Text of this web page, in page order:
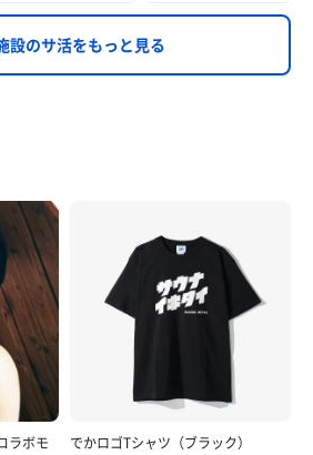
設のサ活をもっと見る
ラボモ
でかロゴTシャツ（ブラック）